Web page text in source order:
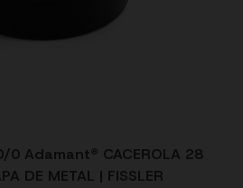
Adamant® CACEROLA 28
DE METAL | FISSLER